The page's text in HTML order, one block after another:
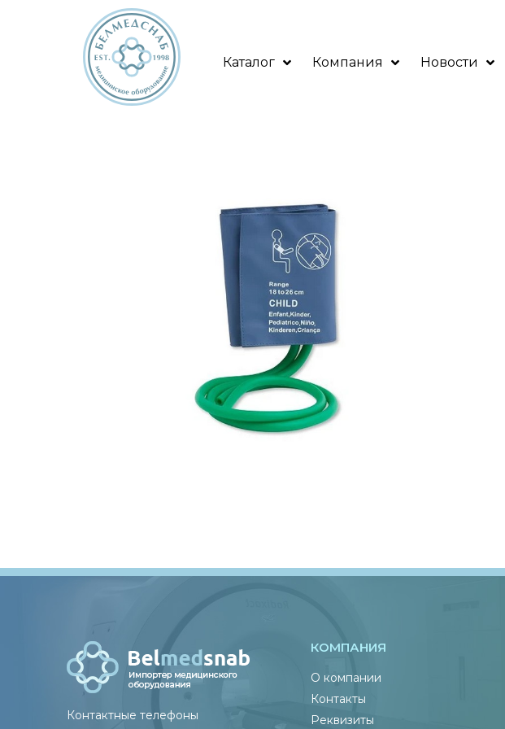
Каталог Компания Новости
Контактные телефоны
КОМПАНИЯ
О компании
Контакты
Реквизиты